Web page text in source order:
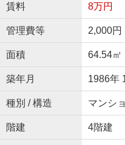
賃料 8万円
管理費等 2,000円
面積 64.54㎡
築年月 1986年
種別 / 構造 マンシ
階建 4階建